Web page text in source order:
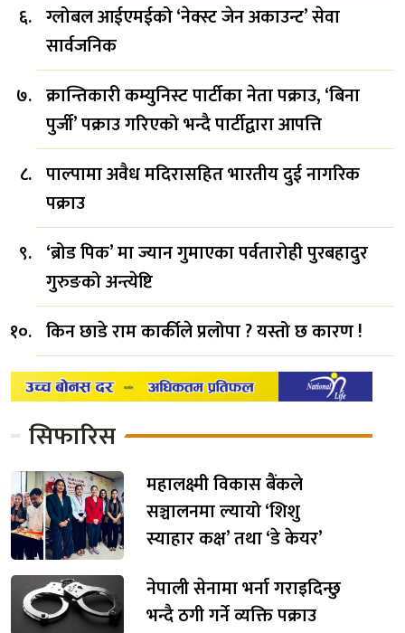
ग्लोबल आईएमईको ‘नेक्स्ट जेन अकाउन्ट’ सेवा
सार्वजनिक
क्रान्तिकारी कम्युनिस्ट पार्टीका नेता पक्राउ, ‘बिना
पुर्जी’ पक्राउ गरिएको भन्दै पार्टीद्वारा आपत्ति
पाल्पामा अवैध मदिरासहित भारतीय दुई नागरिक
पक्राउ
‘ब्रोड पिक’ मा ज्यान गुमाएका पर्वतारोही पुरबहादुर
गुरुङको अन्त्येष्टि
किन छाडे राम कार्कीले प्रलोपा ? यस्तो छ कारण !
सिफारिस
महालक्ष्मी विकास बैंकले
सञ्चालनमा ल्यायो ‘शिशु
स्याहार कक्ष’ तथा ‘डे केयर’
नेपाली सेनामा भर्ना गराइदिन्छु
भन्दै ठगी गर्ने व्यक्ति पक्राउ